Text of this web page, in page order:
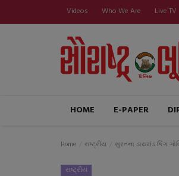
Videos Who We Are Live TV
HOME E-PAPER
Home રાષ્ટ્રીય સુરતના ડાયમંડ કિંગ
રાષ્ટ્રીય